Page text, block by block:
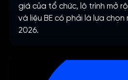
giá của tổ chức, lộ trình mở
và liệu BE có phải là lựa chọn
2026.